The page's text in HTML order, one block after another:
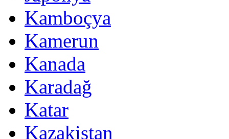
Kamboçya
Kamerun
Kanada
Karadağ
Katar
Kazakistan